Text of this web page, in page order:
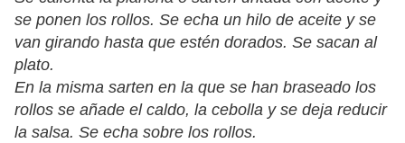
se ponen los rollos. Se echa un hilo de aceite y se
van girando hasta que estén dorados. Se sacan al
plato.
En la misma sarten en la que se han braseado los
rollos se añade el caldo, la cebolla y se deja reducir
la salsa. Se echa sobre los rollos.